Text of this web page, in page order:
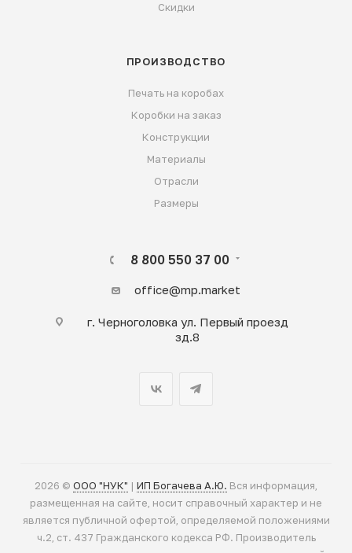
Скидки
ПРОИЗВОДСТВО
Печать на коробах
Коробки на заказ
Конструкции
Материалы
Отрасли
Размеры
8 800 550 37 00
office@mp.market
г. Черноголовка ул. Первый проезд
зд.8
2026 © ООО "НУК" | ИП Богачева А.Ю. Вся информация,
размещенная на сайте, носит справочный характер и не
является публичной офертой, определяемой положениями
ч.2, ст. 437 Гражданского кодекса РФ. Производитель